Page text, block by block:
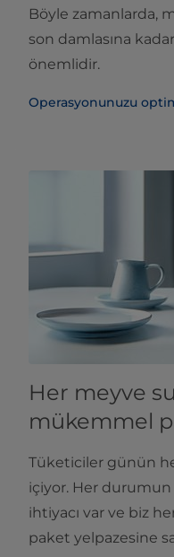
Böyle zamanlarda,
son damlasına
önemlidir.
Operasyonunuzu
Her meyve
mükemmel
Tüketiciler günün
içiyor. Her
ihtiyacı var ve biz
paket yelpazesine